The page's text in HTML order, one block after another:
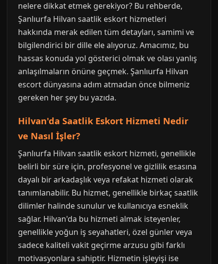
nelere dikkat etmek gerekiyor? Bu rehberde,
Şanlıurfa Hilvan saatlik eskort hizmetleri
hakkında merak edilen tüm detayları, samimi ve
bilgilendirici bir dille ele alıyoruz. Amacımız, bu
hassas konuda yol gösterici olmak ve olası yanlış
anlaşılmaların önüne geçmek. Şanlıurfa Hilvan
escort dünyasına adım atmadan önce bilmeniz
gereken her şey bu yazıda.
Hilvan'da Saatlik Eskort Hizmeti Nedir
ve Nasıl İşler?
Şanlıurfa Hilvan saatlik eskort hizmeti, genellikle
belirli bir süre için, profesyonel ve gizlilik esasına
dayalı bir arkadaşlık veya refakat hizmeti olarak
tanımlanabilir. Bu hizmet, genellikle birkaç saatlik
dilimler halinde sunulur ve kullanıcıya esneklik
sağlar. Hilvan'da bu hizmeti almak isteyenler,
genellikle yoğun iş seyahatleri, özel günler veya
sadece kaliteli vakit geçirme arzusu gibi farklı
motivasyonlara sahiptir. Hizmetin işleyişi ise